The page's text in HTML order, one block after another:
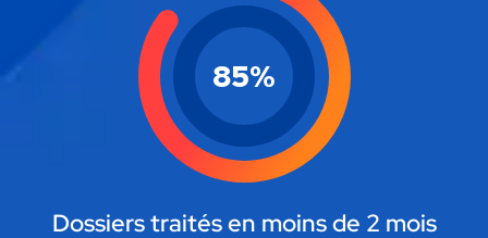
85%
Dossiers traités en moins de 2 mois